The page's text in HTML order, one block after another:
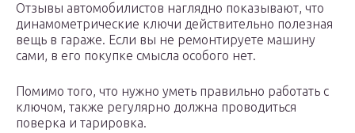
Отзывы автомобилистов наглядно показывают, что
динамометрические ключи действительно полезная
вещь в гараже. Если вы не ремонтируете машину
сами, в его покупке смысла особого нет.
Помимо того, что нужно уметь правильно работать с
ключом, также регулярно должна проводиться
поверка и тарировка.